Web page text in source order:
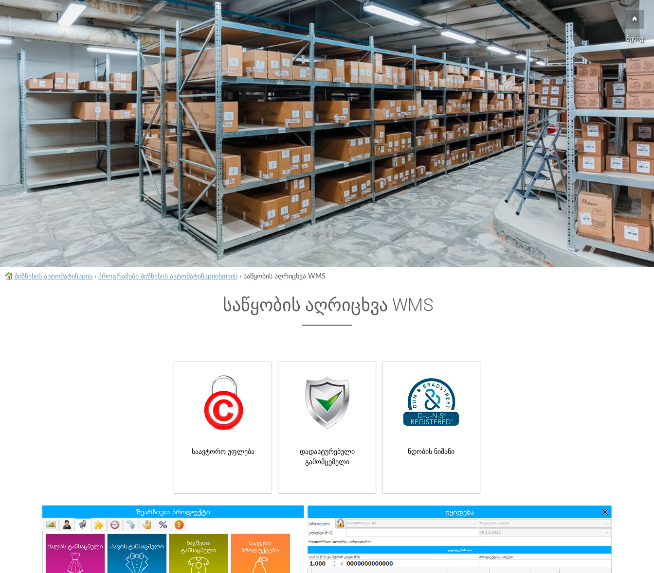
მენიუ
ბიზნესის ავტომატიზაცია › პროგრამები ბიზნესის ავტომატიზაციისთვის › საწყობის აღრიცხვა WMS
საწყობის აღრიცხვა WMS
საავტორო უფლება
დადასტურებული
გამომცემელი
ნდობის ნიშანი